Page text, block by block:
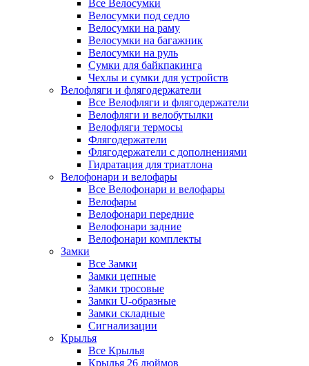
Все Велосумки
Велосумки под седло
Велосумки на раму
Велосумки на багажник
Велосумки на руль
Сумки для байкпакинга
Чехлы и сумки для устройств
Велофляги и флягодержатели
Все Велофляги и флягодержатели
Велофляги и велобутылки
Велофляги термосы
Флягодержатели
Флягодержатели с дополнениями
Гидратация для триатлона
Велофонари и велофары
Все Велофонари и велофары
Велофары
Велофонари передние
Велофонари задние
Велофонари комплекты
Замки
Все Замки
Замки цепные
Замки тросовые
Замки U-образные
Замки складные
Сигнализации
Крылья
Все Крылья
Крылья 26 дюймов